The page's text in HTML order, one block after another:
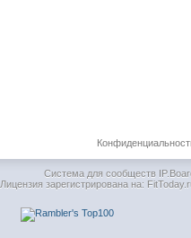
Система для сообществ
Лицензия зарегистрирована на: